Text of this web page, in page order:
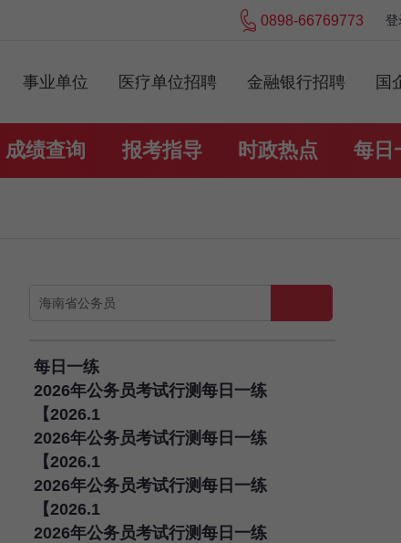
0898-66769773 登
事业单位 医疗单位招聘 金融银行招聘 国
成绩查询 报考指导 时政热点 每日
每日一练
2026年公务员考试行测每日一练
【2026.1
2026年公务员考试行测每日一练
【2026.1
2026年公务员考试行测每日一练
【2026.1
2026年公务员考试行测每日一练